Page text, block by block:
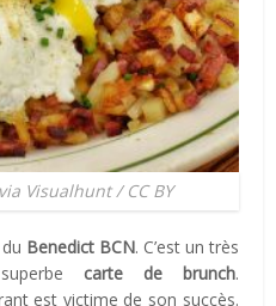
Visualhunt / CC BY
Benedict BCN. C’est un très
carte de brunch.
est victime de son succès.